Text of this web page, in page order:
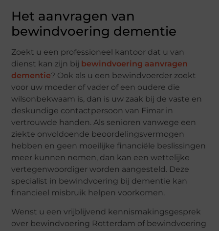
Het aanvragen van
bewindvoering dementie
Zoekt u een professioneel kantoor dat u van
dienst kan zijn bij bewindvoering aanvragen
dementie? Ook als u een bewindvoerder zoekt
voor uw moeder of vader of een oudere die
wilsonbekwaam is, dan is uw zaak bij de vaste en
deskundige contactpersoon van Fimar in
vertrouwde handen. Als senioren vanwege een
ziekte onvoldoende beoordelingsvermogen
hebben en geen moeilijke financiële beslissingen
meer kunnen nemen, dan kan een wettelijke
vertegenwoordiger worden aangesteld. Deze
specialist in bewindvoering bij dementie kan
financieel misbruik helpen voorkomen.
Wenst u een vrijblijvend kennismakingsgesprek
over bewindvoering Rotterdam of bewindvoering